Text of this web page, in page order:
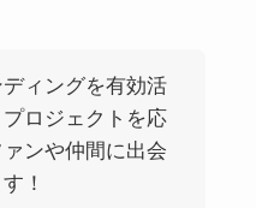
ィングを有効活
ロジェクトを応
ンや仲間に出会
！